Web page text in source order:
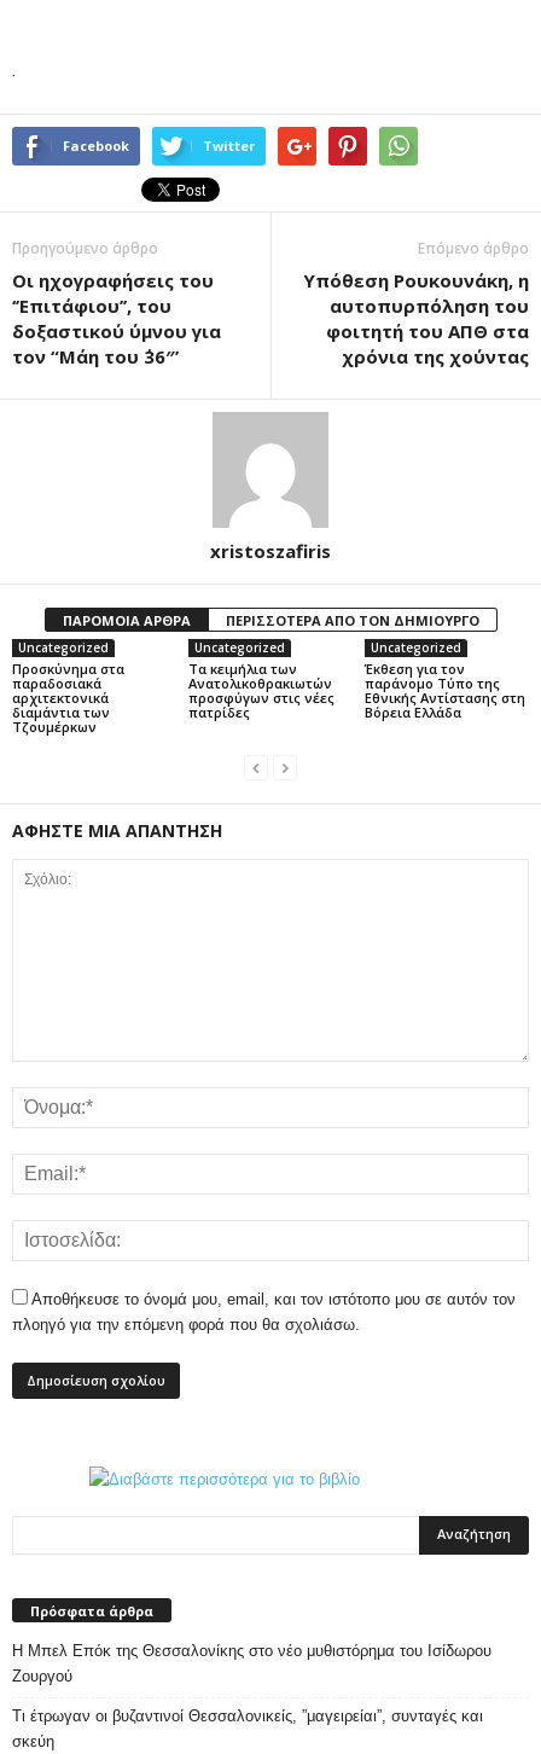
Facebook Twitter
Προηγούμενο άρθρο
Οι ηχογραφήσεις του
‘’Επιτάφιου’’, του
δοξαστικού ύμνου για
τον “Μάη του ΄36″’
Επόμενο άρθρο
Υπόθεση Ρουκουνάκη, η
αυτοπυρπόληση του
φοιτητή του ΑΠΘ στα
χρόνια της χούντας
xristoszafiris
ΠΑΡΟΜΟΙΑ ΑΡΘΡΑ ΠΕΡΙΣΣΟΤΕΡΑ ΑΠΟ ΤΟΝ ΔΗΜΙΟΥΡΓΟ
Uncategorized
Προσκύνημα στα
παραδοσιακά
αρχιτεκτονικά
διαμάντια των
Τζουμέρκων
Uncategorized
Τα κειμήλια των
Ανατολικοθρακιωτών
προσφύγων στις νέες
πατρίδες
Uncategorized
Έκθεση για τον
παράνομο Τύπο της
Εθνικής Αντίστασης στη
Βόρεια Ελλάδα
ΑΦΗΣΤΕ ΜΙΑ ΑΠΑΝΤΗΣΗ
Αποθήκευσε το όνομά μου, email, και τον ιστότοπο μου σε αυτόν τον
πλοηγό για την επόμενη φορά που θα σχολιάσω.
Πρόσφατα άρθρα
Η Μπελ Επόκ της Θεσσαλονίκης στο νέο μυθιστόρημα του Ισίδωρου
Ζουργού
Τι έτρωγαν οι βυζαντινοί Θεσσαλονικείς, ”μαγειρείαι”, συνταγές και
σκεύη